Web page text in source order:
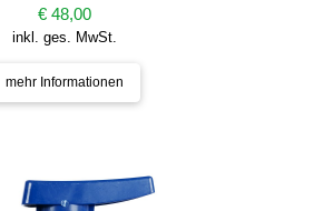
€ 48,00
inkl. ges. MwSt.
mehr Informationen